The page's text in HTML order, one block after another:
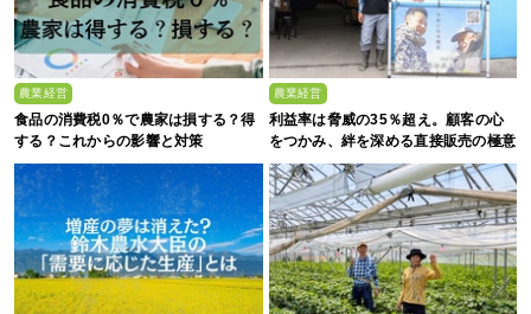
農業経営
食品の消費税0％で農家は損する？得
する？これからの影響と対策
農業経営
利益率は脅威の35％超え。顧客の心
をつかみ、絆を深める直接販売の極意